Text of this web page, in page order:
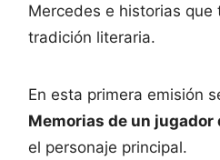
Mercedes e historias que
tradición literaria.
En esta primera emisión
Memorias de un jugador
el personaje principal.